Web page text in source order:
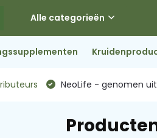
Alle categorieën
NeoLife - genomen